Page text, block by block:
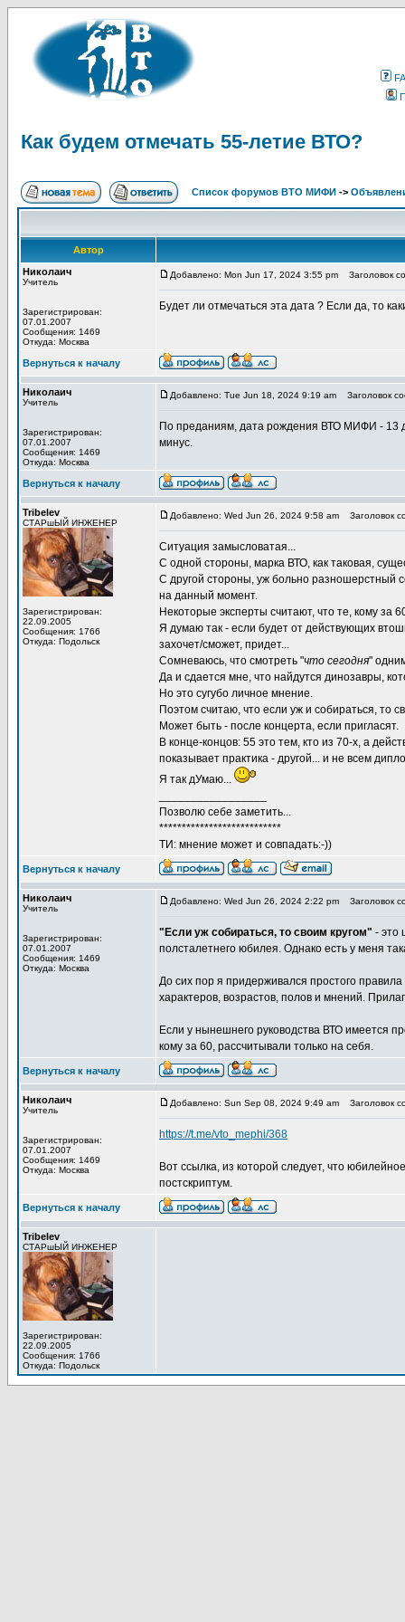
Как будем отмечать 55-летие ВТО?
Список форумов ВТО МИФИ ->
Автор
Николаич
Учитель
Зарегистрирован:
07.01.2007
Сообщения: 1469
Откуда: Москва
Добавлено: Mon Jun 17, 2024 3:55 pm Заголовок
Будет ли отмечаться эта дата ? Если да, то
Вернуться к началу
Николаич
Учитель
Зарегистрирован:
07.01.2007
Сообщения: 1469
Откуда: Москва
Добавлено: Tue Jun 18, 2024 9:19 am Заголовок
По преданиям, дата рождения ВТО МИФИ - 13
минус.
Вернуться к началу
Tribelev
СТАРшЫЙ ИНЖЕНЕР
Зарегистрирован:
22.09.2005
Сообщения: 1766
Откуда: Подольск
Добавлено: Wed Jun 26, 2024 9:58 am Заголовок
Ситуация замысловатая...
С одной стороны, марка ВТО, как таковая,
С другой стороны, уж больно разношерстный
на данный момент.
Некоторые эксперты считают, что те, кому за
Я думаю так - если будет от действующих
захочет/сможет, придет...
Сомневаюсь, что смотреть "что сегодня"
Да и сдается мне, что найдутся динозавры,
Но это сугубо личное мнение.
Поэтом считаю, что если уж и собираться, то
Может быть - после концерта, если пригласят.
В конце-концов: 55 это тем, кто из 70-х, а
показывает практика - другой... и не всем
Я так дУмаю...
Позволю себе заметить...
***************************
ТИ: мнение может и совпадать:-))
Вернуться к началу
Николаич
Учитель
Зарегистрирован:
07.01.2007
Сообщения: 1469
Откуда: Москва
Добавлено: Wed Jun 26, 2024 2:22 pm Заголовок
"Если уж собираться, то своим кругом" - это
полсталетнего юбилея. Однако есть у меня
До сих пор я придерживался простого
характеров, возрастов, полов и мнений.
Если у нынешнего руководства ВТО имеется
кому за 60, рассчитывали только на себя.
Вернуться к началу
Николаич
Учитель
Зарегистрирован:
07.01.2007
Сообщения: 1469
Откуда: Москва
Добавлено: Sun Sep 08, 2024 9:49 am Заголовок
https://t.me/vto_mephi/368
Вот ссылка, из которой следует, что
постскриптум.
Вернуться к началу
Tribelev
СТАРшЫЙ ИНЖЕНЕР
Зарегистрирован:
22.09.2005
Сообщения: 1766
Откуда: Подольск